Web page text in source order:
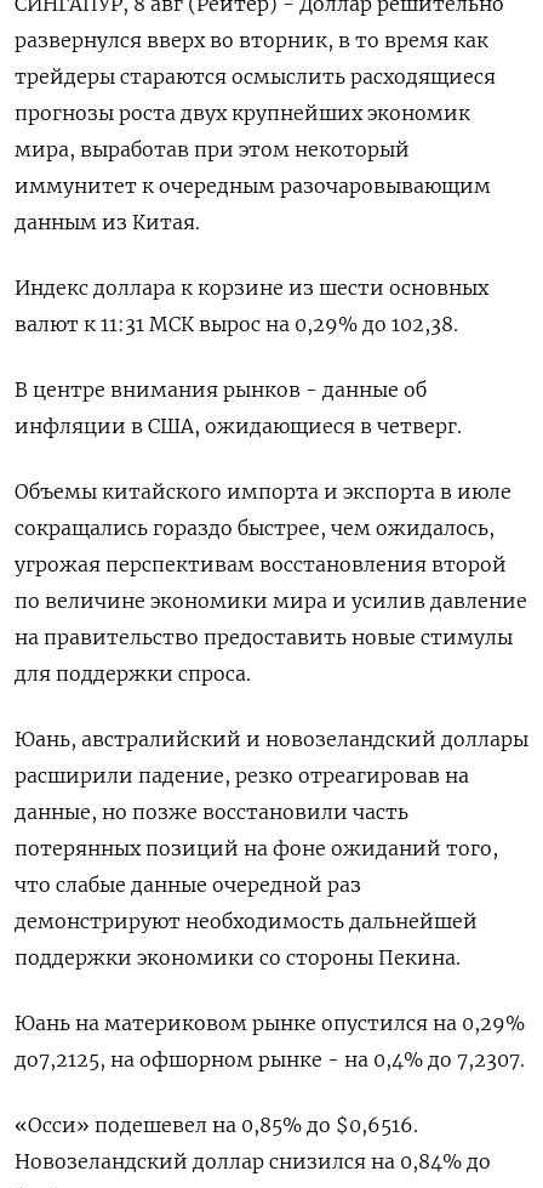
развернулся вверх во вторник, в то время как
трейдеры стараются осмыслить расходящиеся
прогнозы роста двух крупнейших экономик
мира, выработав при этом некоторый
иммунитет к очередным разочаровывающим
данным из Китая.
Индекс доллара к корзине из шести основных
валют к 11:31 МСК вырос на 0,29% до 102,38​.
В центре внимания рынков - данные об
инфляции в США, ожидающиеся в четверг.
Объемы китайского импорта и экспорта в июле
сокращались гораздо быстрее, чем ожидалось,
угрожая перспективам восстановления второй
по величине экономики мира и усилив давление
на правительство предоставить новые стимулы
для поддержки спроса.
Юань, австралийский и новозеландский доллары
расширили падение, резко отреагировав на
данные, но позже восстановили часть
потерянных позиций на фоне ожиданий того,
что слабые данные очередной раз
демонстрируют необходимость дальнейшей
поддержки экономики со стороны Пекина.
Юань на материковом рынке опустился на 0,29%
до​ 7,2125, на офшорном рынке - на 0,4% до 7,2307.
«Осси» подешевел на 0,85% до $0,6516.
Новозеландский доллар снизился на 0,84% до